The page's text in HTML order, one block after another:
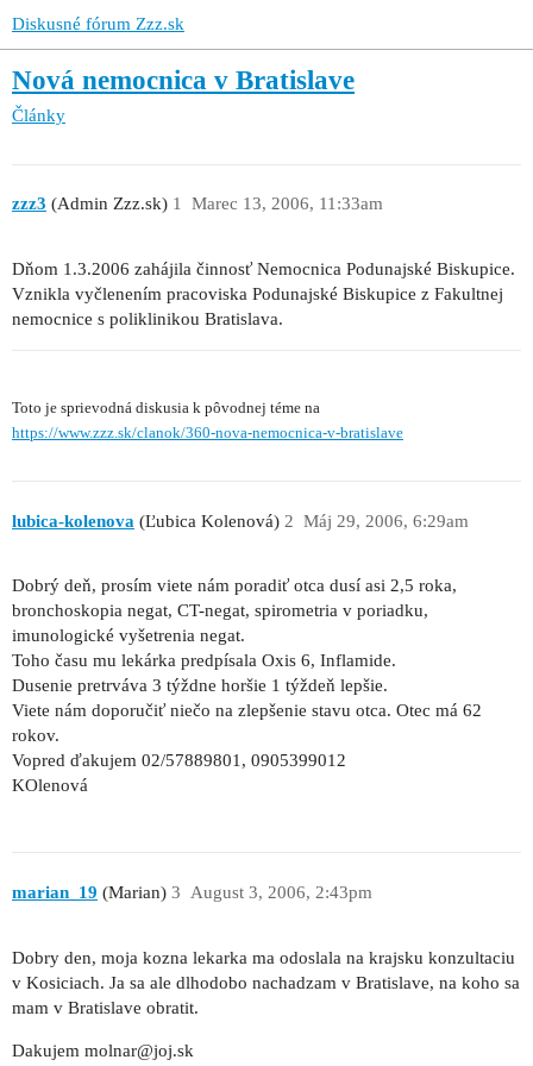
Diskusné fórum Zzz.sk
Nová nemocnica v Bratislave
Články
zzz3 (Admin Zzz.sk) Marec 13, 2006, 11:33am
1
Dňom 1.3.2006 zahájila činnosť Nemocnica Podunajské Biskupice.
Vznikla vyčlenením pracoviska Podunajské Biskupice z Fakultnej
nemocnice s poliklinikou Bratislava.
Toto je sprievodná diskusia k pôvodnej téme na
https://www.zzz.sk/clanok/360-nova-nemocnica-v-bratislave
lubica-kolenova (Ľubica Kolenová) Máj 29, 2006, 6:29am
2
Dobrý deň, prosím viete nám poradiť otca dusí asi 2,5 roka,
bronchoskopia negat, CT-negat, spirometria v poriadku,
imunologické vyšetrenia negat.
Toho času mu lekárka predpísala Oxis 6, Inflamide.
Dusenie pretrváva 3 týždne horšie 1 týždeň lepšie.
Viete nám doporučiť niečo na zlepšenie stavu otca. Otec má 62
rokov.
Vopred ďakujem 02/57889801, 0905399012
KOlenová
marian_19 (Marian) August 3, 2006, 2:43pm
3
Dobry den, moja kozna lekarka ma odoslala na krajsku konzultaciu
v Kosiciach. Ja sa ale dlhodobo nachadzam v Bratislave, na koho sa
mam v Bratislave obratit.
Dakujem molnar@joj.sk